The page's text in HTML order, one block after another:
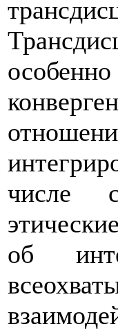
числе
об